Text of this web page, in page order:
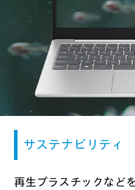
サステナビリティ
再生プラスチックなど